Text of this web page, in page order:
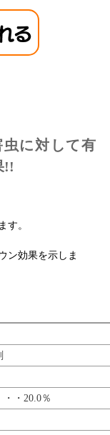
に対して有
!!
す。
ン効果を示しま
・20.0％